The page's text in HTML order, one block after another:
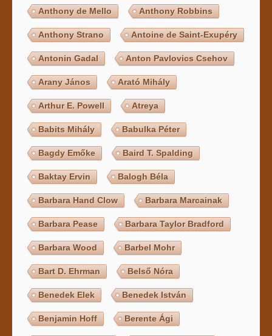
Anthony de Mello Anthony Robbins
Anthony Strano Antoine de Saint-Exupéry
Antonin Gadal Anton Pavlovics Csehov
Arany János Arató Mihály
Arthur E. Powell Atreya
Babits Mihály Babulka Péter
Bagdy Emőke Baird T. Spalding
Baktay Ervin Balogh Béla
Barbara Hand Clow Barbara Marcainak
Barbara Pease Barbara Taylor Bradford
Barbara Wood Barbel Mohr
Bart D. Ehrman Belső Nóra
Benedek Elek Benedek István
Benjamin Hoff Berente Ági